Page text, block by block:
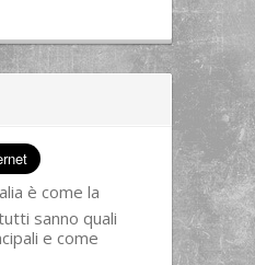
è come la
sanno quali
e come